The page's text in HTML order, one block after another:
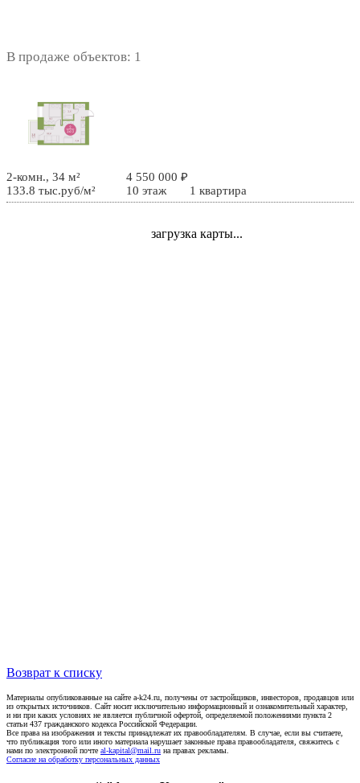
В продаже объектов: 1
2-комн., 34 м²
4 550 000 ₽
133.8 тыс.руб/м²
10 этаж 1 квартира
загрузка карты...
Возврат к списку
Материалы опубликованные на сайте a-k24.ru, получены от застройщиков, инвесторов, продавцов или
из открытых источников. Сайт носит исключительно информационный и ознакомительный характер,
и ни при каких условиях не является публичной офертой, определяемой положениями пункта 2
статьи 437 гражданского кодекса Российской Федерации.
Все права на изображения и тексты принадлежат их правообладателям. В случае, если вы считаете,
что публикация того или иного материала нарушает законные права правообладателя, свяжитесь с
нами по электронной почте al-kapital@mail.ru на правах рекламы.
Согласие на обработку персональных данных